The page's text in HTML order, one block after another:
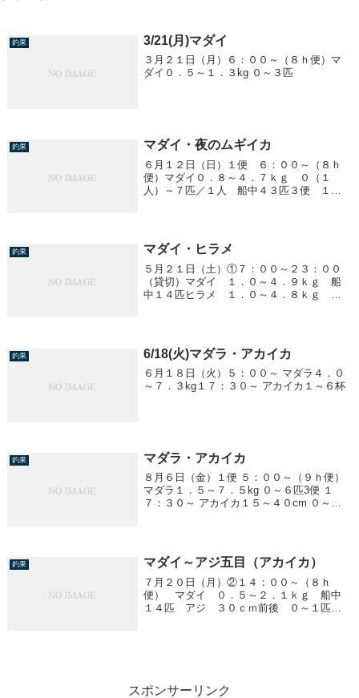
釣果 3/21(月)マダイ
３月２１日（月）６：００～（８ｈ便）マ
ダイ０．５～１．３kg ０～３匹
釣果 マダイ・夜のムギイカ
６月１２日（日）１便 ６：００～（８ｈ
便）マダイ０．８～４．７ｋｇ ０（１
人）～７匹／１人 船中４３匹３便 １
釣果 マダイ・ヒラメ
５月２１日（土）①７：００～２３：００
（貸切）マダイ １．０～４．９ｋｇ 船
中１４匹ヒラメ １．０～４．８ｋｇ 船
釣果 6/18(火)マダラ・アカイカ
６月１８日（火）５：００～ マダラ４．０
～７．３kg１７：３０～ アカイカ１～６杯
釣果 マダラ・アカイカ
８月６日（金）１便 ５：００～（９ｈ便）
マダラ１．５～７．５kg ０～６匹3便 １
７：３０～ アカイカ１５～４０cm ０～３
釣果 マダイ～アジ五目（アカイカ）
７月２０日（月）②１４：００～（８ｈ
便） マダイ ０．５～２．１ｋｇ 船中
１４匹 アジ ３０ｃｍ前後 ０～１匹／
スポンサーリンク